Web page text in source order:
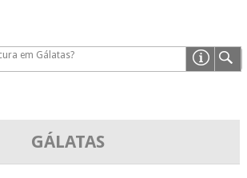
em Gálatas?
GÁLATAS